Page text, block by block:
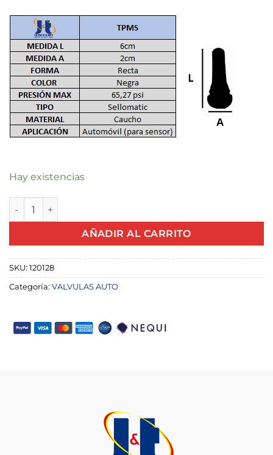
Hay existencias
VALVULA AUTO TPMS 207 PARA SENSOR X UND cantidad
AÑADIR AL CARRITO
SKU: 120128
Categoría: VALVULAS AUTO